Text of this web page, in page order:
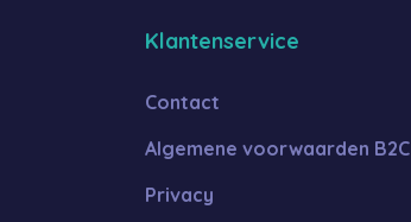
Klantenservice
Contact
Algemene voorwaarden B2C
Privacy